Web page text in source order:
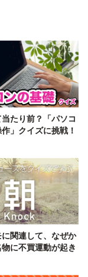
たり前？「パソコ
」クイズに挑戦！
関連して、なぜか
に不買運動が起き